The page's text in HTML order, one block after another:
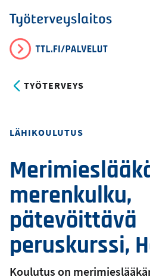
Hyppää
pääsisältöön
Työterveyslaitos
TYÖTERVEYS
Toteutustapa
LÄHIKOULUTUS
merenkulku,
pätevöittävä
peruskurssi,
Koulutus on